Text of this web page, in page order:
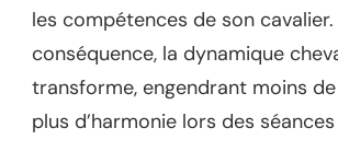
les compétences de son cavalier.
conséquence, la dynamique
transforme, engendrant moins
plus d’harmonie lors des